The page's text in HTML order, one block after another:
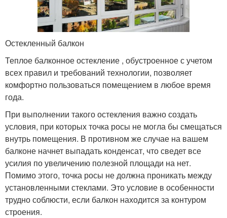
Остекленный балкон
Теплое балконное остекление , обустроенное с учетом
всех правил и требований технологии, позволяет
комфортно пользоваться помещением в любое время
года.
При выполнении такого остекления важно создать
условия, при которых точка росы не могла бы смещаться
внутрь помещения. В противном же случае на вашем
балконе начнет выпадать конденсат, что сведет все
усилия по увеличению полезной площади на нет.
Помимо этого, точка росы не должна проникать между
установленными стеклами. Это условие в особенности
трудно соблюсти, если балкон находится за контуром
строения.